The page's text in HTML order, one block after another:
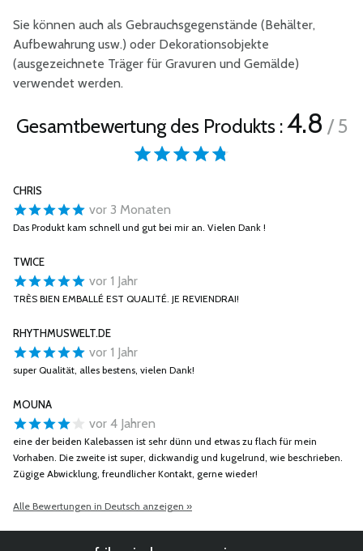
Sie können auch als Gebrauchsgegenstände (Behälter,
Aufbewahrung usw.) oder Dekorationsobjekte
(ausgezeichnete Träger für Gravuren und Gemälde)
verwendet werden.
Gesamtbewertung des Produkts :4.8 / 5
CHRIS
vor 3 Monaten
Das Produkt kam schnell und gut bei mir an. Vielen Dank !
TWICE
vor 1 Jahr
TRÈS BIEN EMBALLÉ EST QUALITÉ. JE REVIENDRAI!
RHYTHMUSWELT.DE
vor 1 Jahr
super Qualität, alles bestens, vielen Dank!
MOUNA
vor 4 Jahren
eine der beiden Kalebassen ist sehr dünn und etwas zu flach für mein
Vorhaben. Die zweite ist super, dickwandig und kugelrund, wie beschrieben.
Zügige Abwicklung, freundlicher Kontakt, gerne wieder!
Alle Bewertungen in Deutsch anzeigen »